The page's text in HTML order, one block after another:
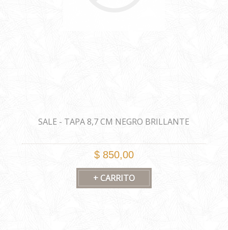
SALE - TAPA 8,7 CM NEGRO BRILLANTE
$ 850,00